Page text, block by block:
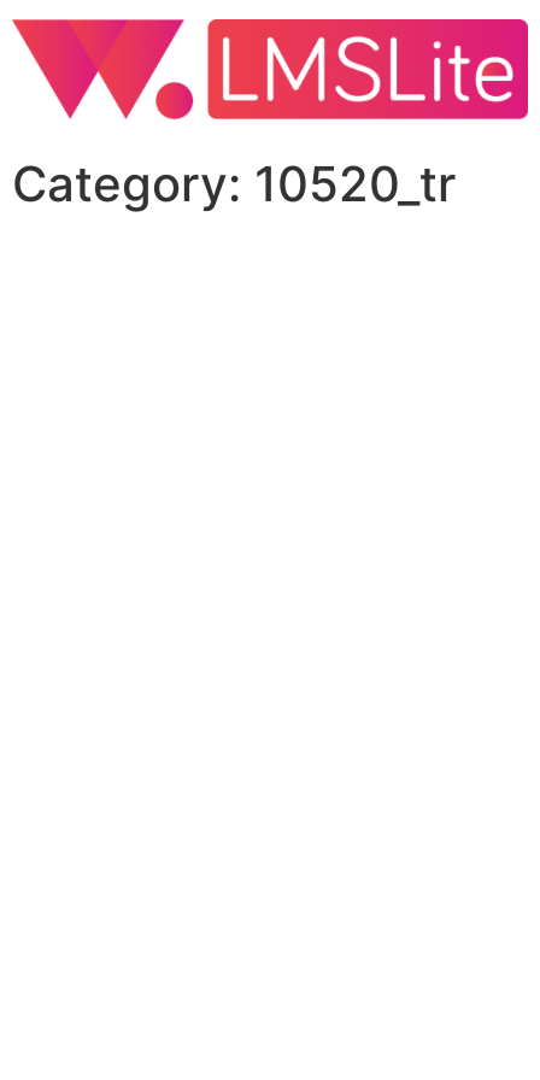
Category: 10520_tr